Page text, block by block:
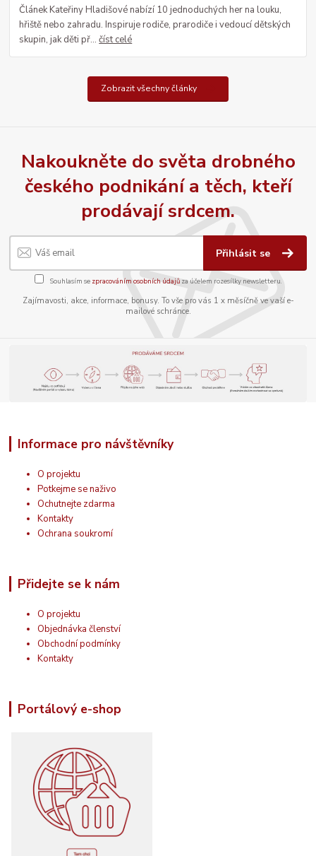
Článek Kateřiny Hladišové nabízí 10 jednoduchých her na louku,
hřiště nebo zahradu. Inspiruje rodiče, prarodiče i vedoucí dětských
skupin, jak děti př...číst celé
Zobrazit všechny články
Nakoukněte do světa drobného
českého podnikání a těch, kteří
prodávají srdcem.
Přihlásit se
Souhlasím se zpracováním osobních údajůza účelem rozesílky newsletteru.
Zajímavosti, akce, informace, bonusy. To vše pro vás 1 x měsíčně ve vaší e-
mailové schránce.
Informace pro návštěvníky
O projektu
Potkejme se naživo
Ochutnejte zdarma
Kontakty
Ochrana soukromí
Přidejte se k nám
O projektu
Objednávka členství
Obchodní podmínky
Kontakty
Portálový e-shop